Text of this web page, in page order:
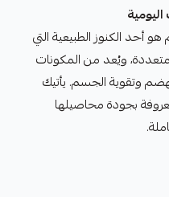
أحد الكنوز الطبيعية التي
ويُعد من المكونات
وتقوية الجسم. يأتيك
بجودة محاصيلها